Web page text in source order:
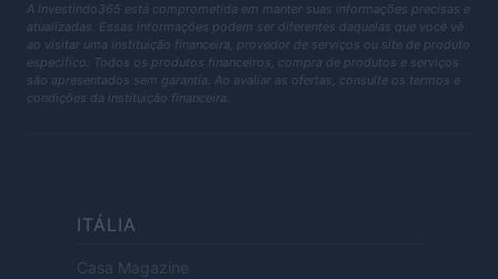
A Investindo365 está comprometida em manter suas informações precisas e
atualizadas. Essas informações podem ser diferentes daquelas que você vê
ao visitar uma instituição financeira, provedor de serviços ou site de produto
específico. Todos os produtos financeiros, compra de produtos e serviços
são apresentados sem garantia. Ao avaliar as ofertas, consulte os termos e
condições da instituição financeira.
ITÁLIA
Casa Magazine